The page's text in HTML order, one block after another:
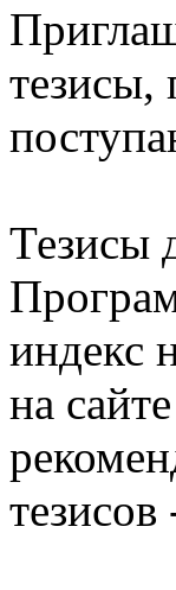
тезисы,
Тезисы
индекс
на